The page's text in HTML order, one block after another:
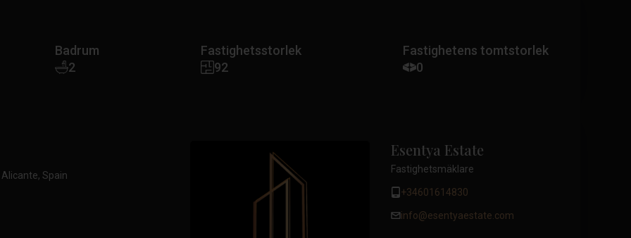
Badrum
2
Fastighetsstorlek
92
Fastighetens tomtstorlek
0
Spain
Esentya Estate
Fastighetsmäklare
+34601614830
info@esentyaestate.com